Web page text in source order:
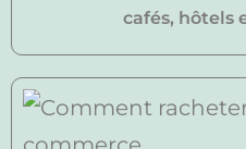
cafés, hôtels